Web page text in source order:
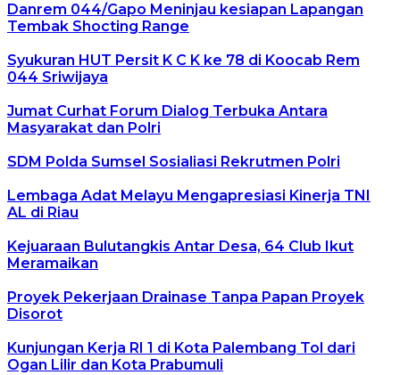
Danrem 044/Gapo Meninjau kesiapan Lapangan
Tembak Shocting Range
Syukuran HUT Persit K C K ke 78 di Koocab Rem
044 Sriwijaya
Jumat Curhat Forum Dialog Terbuka Antara
Masyarakat dan Polri
SDM Polda Sumsel Sosialiasi Rekrutmen Polri
Lembaga Adat Melayu Mengapresiasi Kinerja TNI
AL di Riau
Kejuaraan Bulutangkis Antar Desa, 64 Club Ikut
Meramaikan
Proyek Pekerjaan Drainase Tanpa Papan Proyek
Disorot
Kunjungan Kerja RI 1 di Kota Palembang Tol dari
Ogan Lilir dan Kota Prabumuli